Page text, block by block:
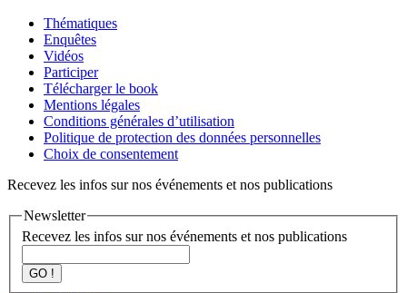
Thématiques
Enquêtes
Vidéos
Participer
Télécharger le book
Mentions légales
Conditions générales d’utilisation
Politique de protection des données personnelles
Choix de consentement
Recevez les infos sur nos événements et nos publications
Newsletter
Recevez les infos sur nos événements et nos publications
GO !